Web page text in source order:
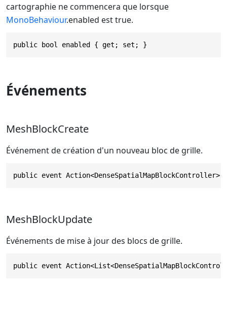
cartographie ne commencera que lorsque
MonoBehaviour.enabled est true.
public bool enabled { get; set; }
Événements
MeshBlockCreate
Événement de création d'un nouveau bloc de grille.
public event Action<DenseSpatialMapBlockController>
MeshBlockUpdate
Événements de mise à jour des blocs de grille.
public event